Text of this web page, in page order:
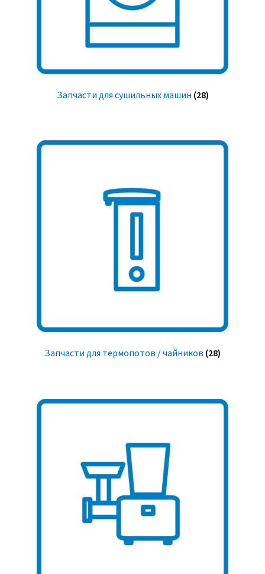
Запчасти для сушильных машин (28)
Запчасти для термопотов / чайников (28)